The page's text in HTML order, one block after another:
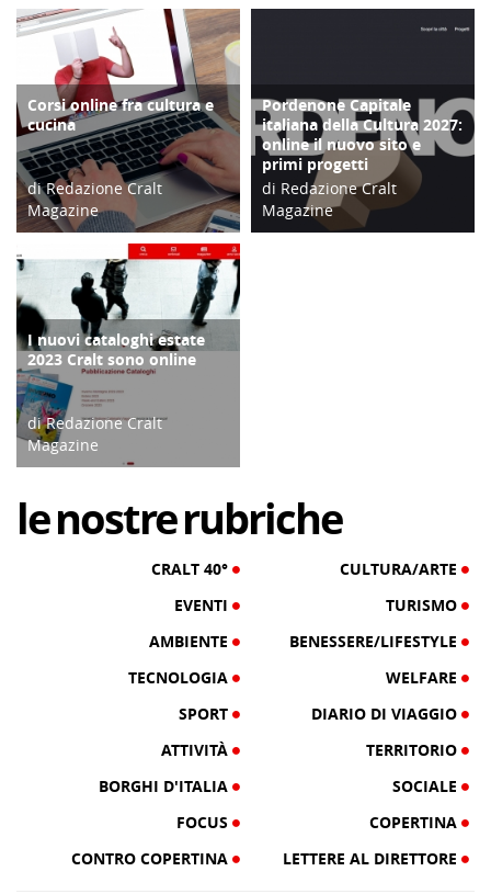
ATTIVITÀ
Corsi online fra cultura e
cucina
di Redazione Cralt
Magazine
SOCIALE
Pordenone Capitale
italiana della Cultura 2027:
online il nuovo sito e
primi progetti
di Redazione Cralt
Magazine
CONTRO COPERTINA
I nuovi cataloghi estate
2023 Cralt sono online
di Redazione Cralt
Magazine
lenostrerubriche
CRALT 40°
CULTURA/ARTE
EVENTI
TURISMO
AMBIENTE
BENESSERE/LIFESTYLE
TECNOLOGIA
WELFARE
SPORT
DIARIO DI VIAGGIO
ATTIVITÀ
TERRITORIO
BORGHI D'ITALIA
SOCIALE
FOCUS
COPERTINA
CONTRO COPERTINA
LETTERE AL DIRETTORE